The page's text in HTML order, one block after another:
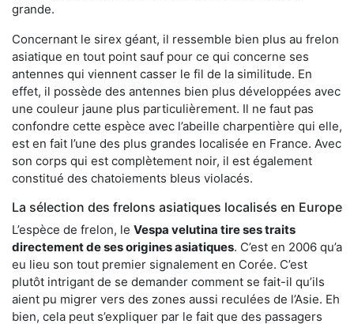
grande.
Concernant le sirex géant, il ressemble bien plus au frelon
asiatique en tout point sauf pour ce qui concerne ses
antennes qui viennent casser le fil de la similitude. En
effet, il possède des antennes bien plus développées avec
une couleur jaune plus particulièrement. Il ne faut pas
confondre cette espèce avec l’abeille charpentière qui elle,
est en fait l’une des plus grandes localisée en France. Avec
son corps qui est complètement noir, il est également
constitué des chatoiements bleus violacés.
La sélection des frelons asiatiques localisés en Europe
L’espèce de frelon, le Vespa velutina tire ses traits
directement de ses origines asiatiques. C’est en 2006 qu’a
eu lieu son tout premier signalement en Corée. C’est
plutôt intrigant de se demander comment se fait-il qu’ils
aient pu migrer vers des zones aussi reculées de l’Asie. Eh
bien, cela peut s’expliquer par le fait que des passagers